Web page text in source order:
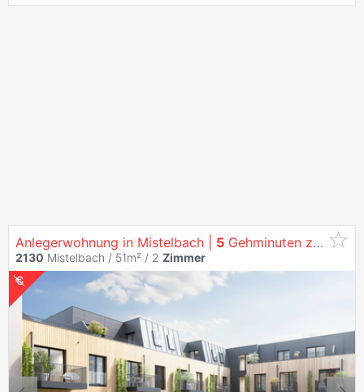
Anlegerwohnung in Mistelbach | 5 Gehminuten zum Bahnhof
2130 Mistelbach / 51m² / 2 Zimmer